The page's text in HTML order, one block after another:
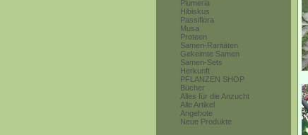
Plumeria
Hibiskus
Passiflora
Musa
Proteen
Samen-Raritäten
Gekeimte Samen
Samen-Sets
Herkunft
PFLANZEN SHOP
Bücher
Alles für die Anzucht
Alle Artikel
Angebote
Neue Produkte